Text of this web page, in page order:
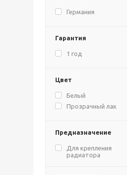
Германия
Гарантия
1 год
Цвет
Белый
Прозрачный лак
Предназначение
Для крепления
радиатора